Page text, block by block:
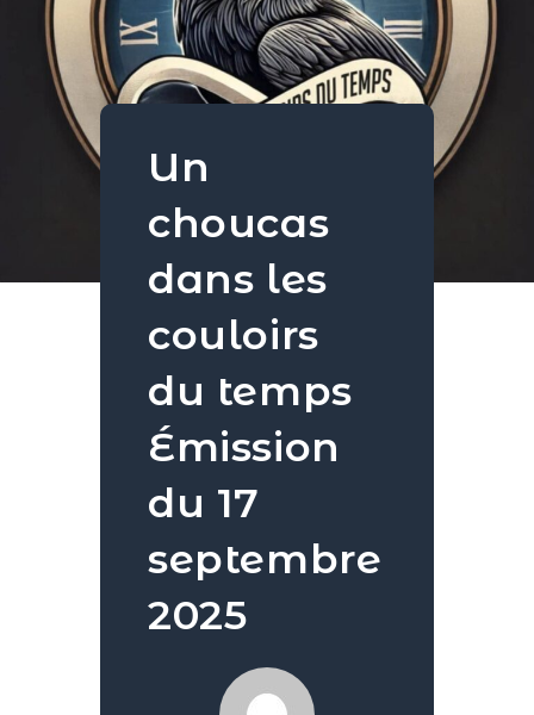
Un
choucas
dans les
couloirs
du temps
Émission
du 17
septembre
2025